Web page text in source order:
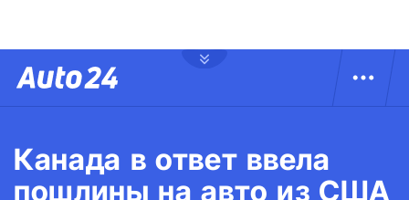
Канада в ответ ввела
пошлины на авто из США